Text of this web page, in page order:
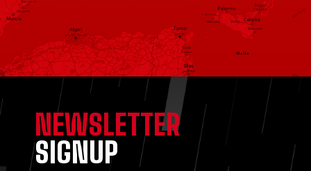
NEWSLETTER
SIGNUP